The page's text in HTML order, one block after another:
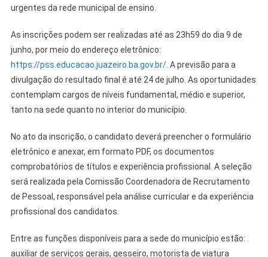
urgentes da rede municipal de ensino.
As inscrições podem ser realizadas até as 23h59 do dia 9 de
junho, por meio do endereço eletrônico:
https://pss.educacao.juazeiro.ba.gov.br/. A previsão para a
divulgação do resultado final é até 24 de julho. As oportunidades
contemplam cargos de níveis fundamental, médio e superior,
tanto na sede quanto no interior do município.
No ato da inscrição, o candidato deverá preencher o formulário
eletrônico e anexar, em formato PDF, os documentos
comprobatórios de títulos e experiência profissional. A seleção
será realizada pela Comissão Coordenadora de Recrutamento
de Pessoal, responsável pela análise curricular e da experiência
profissional dos candidatos.
Entre as funções disponíveis para a sede do município estão:
auxiliar de serviços gerais, gesseiro, motorista de viatura